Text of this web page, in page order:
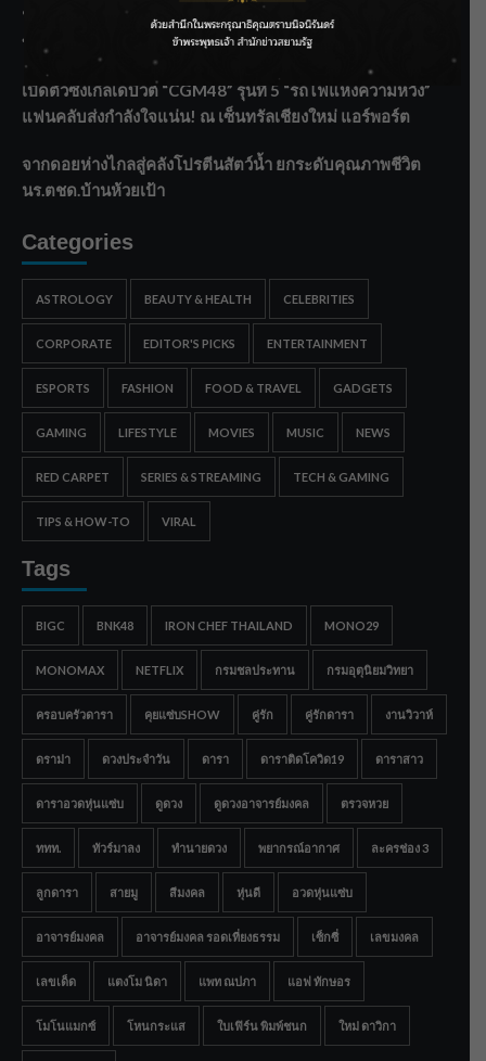
“สุริยะ” สั่งกรมชลฯ เฝ้าระวังน้ำ 24 ชม. รับมือฝนสิงหาคม
บริหารเชิงรุกลดเสี่ยงน้ำท่วม
เปิดตัวซิงเกิลเดบิวต์ “CGM48” รุ่นที่ 5 “รถไฟแห่งความหวัง”
แฟนคลับส่งกำลังใจแน่น! ณ เซ็นทรัลเชียงใหม่ แอร์พอร์ต
จากดอยห่างไกลสู่คลังโปรตีนสัตว์น้ำ ยกระดับคุณภาพชีวิต
นร.ตชด.บ้านห้วยเป้า
Categories
ASTROLOGY BEAUTY & HEALTH CELEBRITIES
CORPORATE EDITOR'S PICKS ENTERTAINMENT
ESPORTS FASHION FOOD & TRAVEL GADGETS
GAMING LIFESTYLE MOVIES MUSIC NEWS
RED CARPET SERIES & STREAMING TECH & GAMING
TIPS & HOW-TO VIRAL
Tags
BIGC BNK48 IRON CHEF THAILAND MONO29
MONOMAX NETFLIX กรมชลประทาน กรมอุตุนิยมวิทยา
ครอบครัวดารา คุยแซ่บSHOW คู่รัก คู่รักดารา งานวิวาห์
ดราม่า ดวงประจำวัน ดารา ดาราติดโควิด19 ดาราสาว
ดาราอวดหุ่นแซ่บ ดูดวง ดูดวงอาจารย์มงคล ตรวจหวย
ททท. ทัวร์มาลง ทำนายดวง พยากรณ์อากาศ ละครช่อง 3
ลูกดารา สายมู สีมงคล หุ่นดี อวดหุ่นแซ่บ
อาจารย์มงคล อาจารย์มงคล รอดเที่ยงธรรม เซ็กซี่ เลขมงคล
เลขเด็ด แตงโม นิดา แพท ณปภา แอฟ ทักษอร
โมโนแมกซ์ โหนกระแส ใบเฟิร์น พิมพ์ชนก ใหม่ ดาวิกา